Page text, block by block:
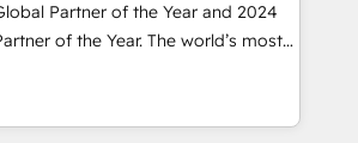
Partner of the Year and 2024
of the Year. The world’s most
fully accredited HubSpot Solutions
across EMEA, APAC and NAM,